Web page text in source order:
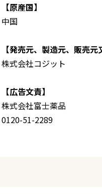
【原産国】
中国
【発売元、製造元、販売元
株式会社コジット
【広告文責】
株式会社富士薬品
0120-51-2289